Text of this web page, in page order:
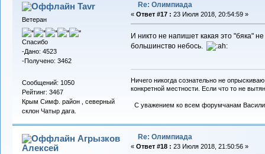
Tavr
Ветеран
Спасибо
-Дано: 4523
-Получено: 3462
Сообщений: 1050
Рейтинг: 3467
Крым Симф. район , северный
склон Чатыр дага.
Re: Олимпиада
« Ответ #17 : 23 Июля 2018, 20:54:59 »
И никто не напишет какая это "бяка"
большинство небось.
Ничего никогда сознательно не
конкретной местности. Если что то не
С уважением ко всем форумчанам
Агрызков
Алексей
Re: Олимпиада
« Ответ #18 : 23 Июля 2018, 21:50:56 »